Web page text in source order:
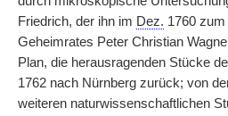
Friedrich, der ihn im Dez. 1760
Geheimrates Peter Christian
Plan, die herausragenden Stücke
1762 nach Nürnberg zurück; von
weiteren naturwissenschaftlichen